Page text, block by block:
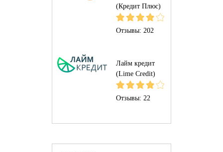
(Кредит Плюс)
Отзывы: 202
Лайм кредит
(Lime Credit)
Отзывы: 22